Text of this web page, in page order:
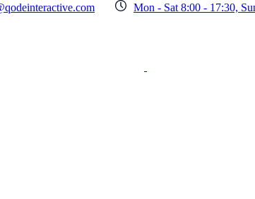
Mon - Sat 8:00 - 17:30,